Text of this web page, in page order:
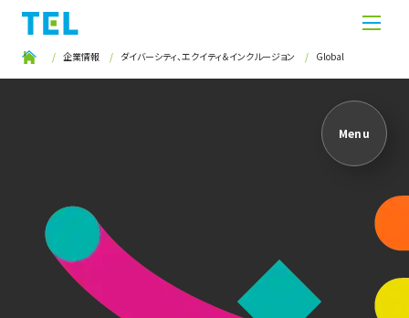
企業情報 ダイバーシティ、エクイティ＆インクルージョン Global
Menu